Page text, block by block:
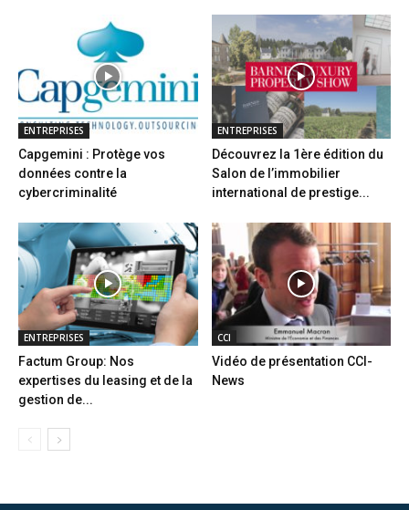
ENTREPRISES
Capgemini : Protège vos
données contre la
cybercriminalité
ENTREPRISES
Découvrez la 1ère édition du
Salon de l’immobilier
international de prestige...
ENTREPRISES
Factum Group: Nos
expertises du leasing et de la
gestion de...
CCI
Vidéo de présentation CCI-
News